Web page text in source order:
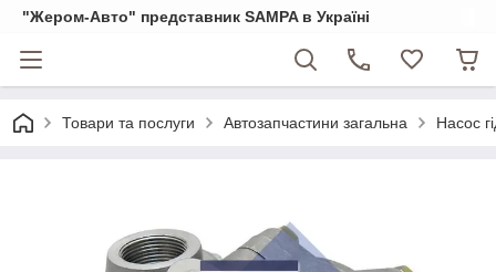
"Жером-Авто" представник SAMPA в Україні
Товари та послуги Автозапчастини загальна Насос